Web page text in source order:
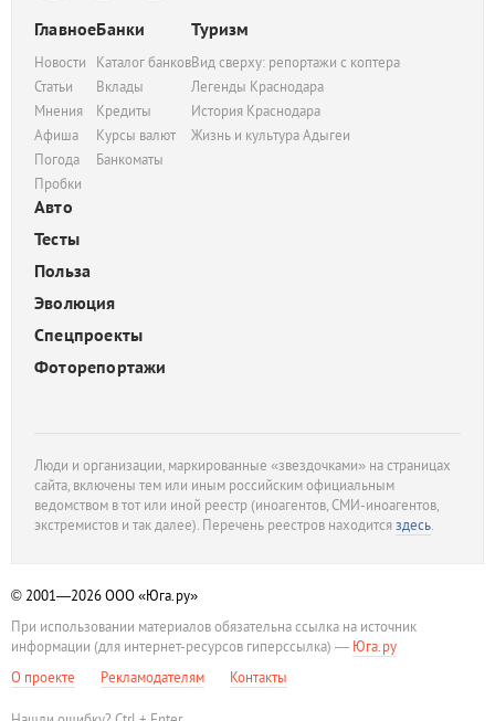
Главное
Новости
Статьи
Мнения
Афиша
Погода
Пробки
Банки
Каталог банков
Вклады
Кредиты
Курсы валют
Банкоматы
Туризм
Вид сверху: репортажи с коптера
Легенды Краснодара
История Краснодара
Жизнь и культура Адыгеи
Авто
Тесты
Польза
Эволюция
Спецпроекты
Фоторепортажи
Люди и организации, маркированные «звездочками» на страницах
сайта, включены тем или иным российским официальным
ведомством в тот или иной реестр (иноагентов, СМИ-иноагентов,
экстремистов и так далее). Перечень реестров находитсяздесь.
© 2001—2026ООО «Юга.ру»
При использовании материалов обязательна ссылка на источник
информации (для интернет-ресурсов гиперссылка) — Юга.ру
О проекте
Рекламодателям Контакты